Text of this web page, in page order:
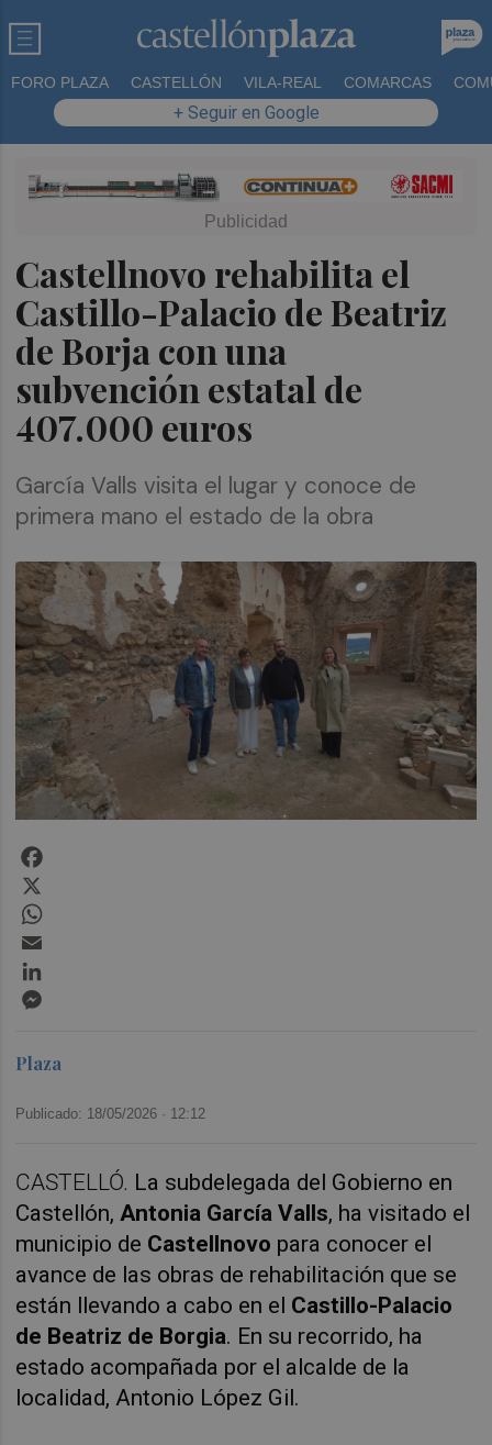
FORO PLAZA CASTELLÓN VILA-REAL COMARCAS
+ Seguir en Google
Castellnovo rehabilita el
Castillo-Palacio de Beatriz
de Borja con una
subvención estatal de
407.000 euros
García Valls visita el lugar y conoce de
primera mano el estado de la obra
Plaza
Publicado: 18/05/2026 · 12:12
CASTELLÓ. La subdelegada del Gobierno en
Castellón, Antonia García Valls, ha visitado el
municipio de Castellnovo para conocer el
avance de las obras de rehabilitación que se
están llevando a cabo en el Castillo-Palacio
de Beatriz de Borgia. En su recorrido, ha
estado acompañada por el alcalde de la
localidad, Antonio López Gil.